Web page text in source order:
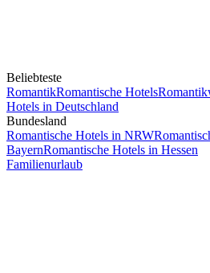
Beliebteste
RomantikRomantische Hotels
Hotels in Deutschland
Bundesland
Romantische Hotels in NRW
BayernRomantische Hotels in Hessen
Familienurlaub